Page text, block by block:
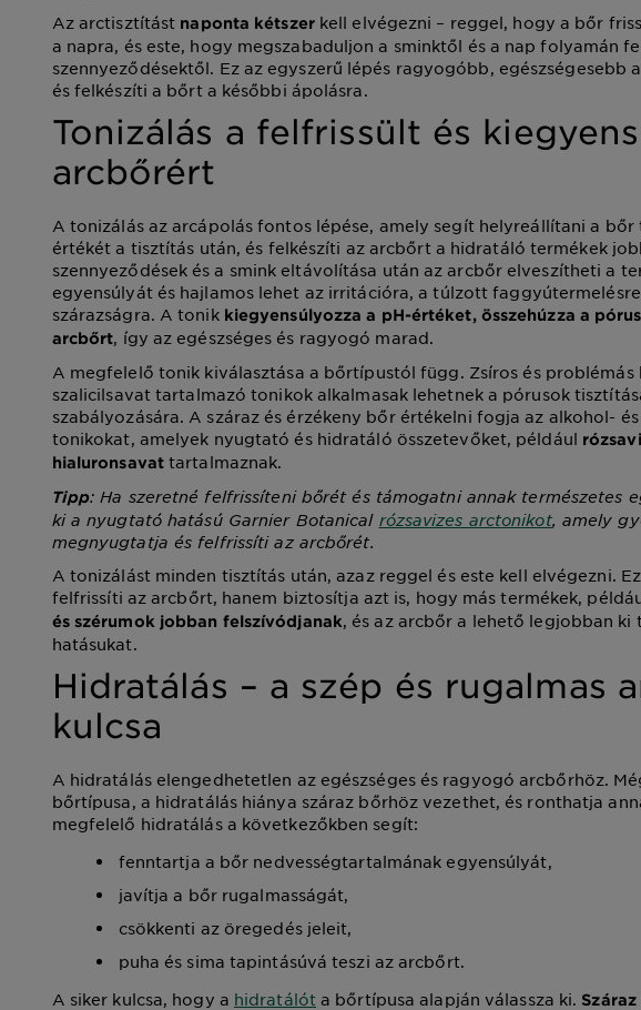
Az arctisztítást naponta kétszerkell elvégezni – reggel, hogy a bőr
a napra, és este, hogy megszabaduljon a sminktől és a nap folyamán
szennyeződésektől. Ez az egyszerű lépés ragyogóbb, egészségesebb
és felkészíti a bőrt a későbbi ápolásra.
Tonizálás a felfrissült és
arcbőrért
A tonizálás az arcápolás fontos lépése, amely segít helyreállítani a bőr
értékét a tisztítás után, és felkészíti az arcbőrt a hidratáló termékek
szennyeződések és a smink eltávolítása után az arcbőr elveszítheti a
egyensúlyát és hajlamos lehet az irritációra, a túlzott
szárazságra. A tonik kiegyensúlyozza a pH-értéket, összehúzza a
arcbőrt, így az egészséges és ragyogó marad.
A megfelelő tonik kiválasztása a bőrtípustól függ. Zsíros és problémás
szalicilsavat tartalmazó tonikok alkalmasak lehetnek a pórusok
szabályozására. A száraz és érzékeny bőr értékelni fogja az alkohol-
tonikokat, amelyek nyugtató és hidratáló összetevőket, például
hialuronsavattartalmaznak.
Tipp: Ha szeretné felfrissíteni bőrét és támogatni annak természetes
ki a nyugtató hatású Garnier Botanical rózsavizes arctonikot, amely
megnyugtatja és felfrissíti az arcbőrét.
A tonizálást minden tisztítás után, azaz reggel és este kell elvégezni.
felfrissíti az arcbőrt, hanem biztosítja azt is, hogy más termékek,
és szérumok jobban felszívódjanak, és az arcbőr a lehető legjobban ki
hatásukat.
Hidratálás – a szép és rugalmas
kulcsa
A hidratálás elengedhetetlen az egészséges és ragyogó arcbőrhöz.
bőrtípusa, a hidratálás hiánya száraz bőrhöz vezethet, és ronthatja
megfelelő hidratálás a következőkben segít:
fenntartja a bőr nedvességtartalmának egyensúlyát,
javítja a bőr rugalmasságát,
csökkenti az öregedés jeleit,
puha és sima tapintásúvá teszi az arcbőrt.
A siker kulcsa, hogy a hidratálóta bőrtípusa alapján válassza ki.